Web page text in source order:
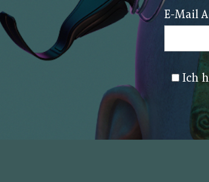
E-Mail
Ich